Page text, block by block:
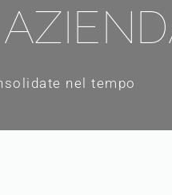
nel tempo